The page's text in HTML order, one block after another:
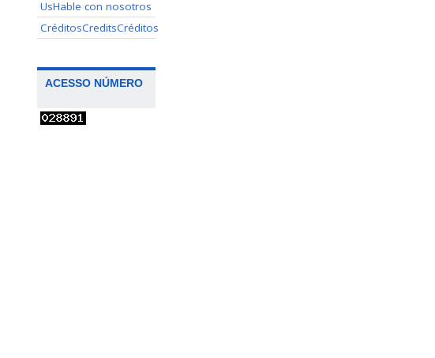
UsHable con nosotros
CréditosCreditsCréditos
ACESSO NÚMERO